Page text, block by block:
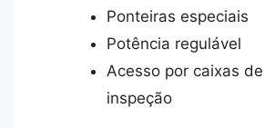
Ponteiras especiais
Potência regulável
Acesso por caixas de
inspeção